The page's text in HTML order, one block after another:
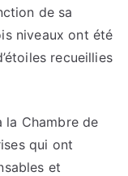
de sa
niveaux ont été
recueillies
la Chambre de
qui ont
et